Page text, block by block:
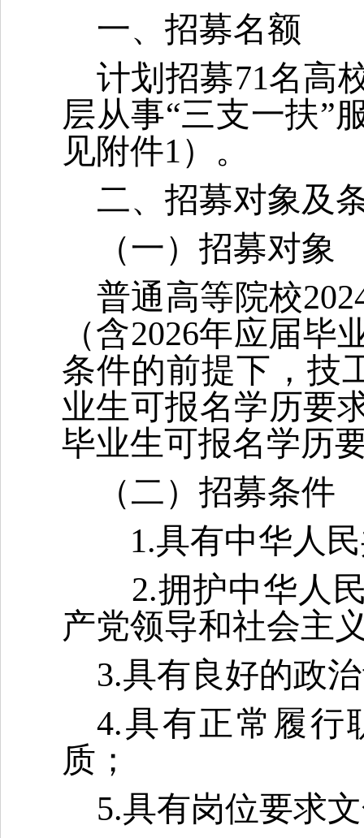
一、招募名额
计划招募71名高
层从事“三支一扶”
见附件1）。
二、招募对象及
（一）招募对象
普通高等院校
（含2026年应届
条件的前提下，技
业生可报名学历要
毕业生可报名学历
（二）招募条件
1.具有中华人民
2.拥护中华人民
产党领导和社会主
3.具有良好的政
4.具有正常履行
质；
5.具有岗位要求